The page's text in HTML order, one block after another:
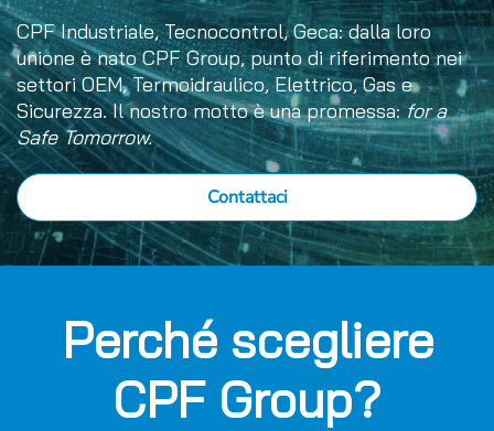
CPF Industriale, Tecnocontrol, Geca: dalla loro
unione è nato CPF Group, punto di riferimento nei
settori OEM, Termoidraulico, Elettrico, Gas e
Sicurezza. Il nostro motto è una promessa:for a
Safe Tomorrow.
Contattaci
Perché scegliere
CPF Group?